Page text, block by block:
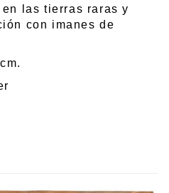
las tierras raras y
con imanes de